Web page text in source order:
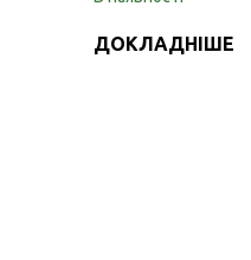
ДОКЛАДНІШЕ